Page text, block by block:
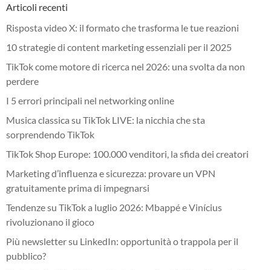
Articoli recenti
Risposta video X: il formato che trasforma le tue reazioni
10 strategie di content marketing essenziali per il 2025
TikTok come motore di ricerca nel 2026: una svolta da non
perdere
I 5 errori principali nel networking online
Musica classica su TikTok LIVE: la nicchia che sta
sorprendendo TikTok
TikTok Shop Europe: 100.000 venditori, la sfida dei creatori
Marketing d’influenza e sicurezza: provare un VPN
gratuitamente prima di impegnarsi
Tendenze su TikTok a luglio 2026: Mbappé e Vinícius
rivoluzionano il gioco
Più newsletter su LinkedIn: opportunità o trappola per il
pubblico?